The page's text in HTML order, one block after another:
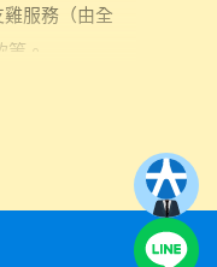
服務（由全
。
或全點等
額滿公告